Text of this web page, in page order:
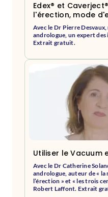
Edex® et
l'érection, mode
Avec le Dr Pierre
andrologue, un expert
Extrait gratuit.
Utiliser le Vacuum
Avec le Dr Catherine
andrologue, auteur de « la
l’érection » et « les trois
Robert Laffont. Extrait